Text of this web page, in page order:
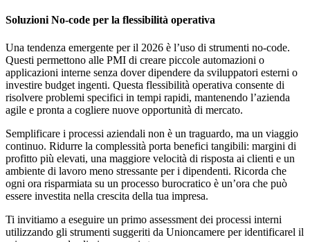
Soluzioni No-code per la flessibilità operativa
Una tendenza emergente per il 2026 è l’uso di strumenti no-code.
Questi permettono alle PMI di creare piccole automazioni o
applicazioni interne senza dover dipendere da sviluppatori esterni o
investire budget ingenti. Questa flessibilità operativa consente di
risolvere problemi specifici in tempi rapidi, mantenendo l’azienda
agile e pronta a cogliere nuove opportunità di mercato.
Semplificare i processi aziendali non è un traguardo, ma un viaggio
continuo. Ridurre la complessità porta benefici tangibili: margini di
profitto più elevati, una maggiore velocità di risposta ai clienti e un
ambiente di lavoro meno stressante per i dipendenti. Ricorda che
ogni ora risparmiata su un processo burocratico è un’ora che può
essere investita nella crescita della tua impresa.
Ti invitiamo a eseguire un primo assessment dei processi interni
utilizzando gli strumenti suggeriti da Unioncamere per identificarel il